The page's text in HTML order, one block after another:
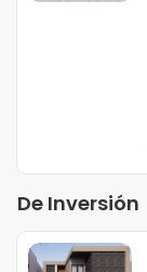
De Inversión